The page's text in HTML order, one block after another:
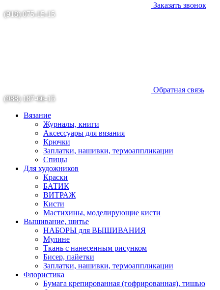
Заказать звонок
(918) 075-15-15
Обратная связь
(988) 187-66-15
Вязание
Журналы, книги
Аксессуары для вязания
Крючки
Заплатки, нашивки, термоаппликации
Спицы
Для художников
Краски
БАТИК
ВИТРАЖ
Кисти
Мастихины, моделирующие кисти
Вышивание, шитье
НАБОРЫ для ВЫШИВАНИЯ
Мулине
Ткань с нанесенным рисунком
Бисер, пайетки
Заплатки, нашивки, термоаппликации
Флористика
Бумага крепированная (гофрированная), тишью